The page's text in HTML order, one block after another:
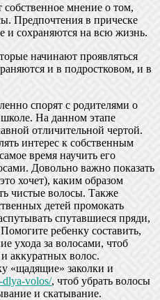
собственное мнение о том,
Предпочтения в прическе
и сохраняются на всю жизнь.
начинают проявляться
и в подростковом, и в
спорят с родителями о
На данном этапе
отличительной чертой.
интерес к собственным
время научить его
Довольно важно показать
хочет), каким образом
чистые волосы. Также
детей промокать
спутавшиеся пряди,
ребенку составить,
ухода за волосами, чтоб
аккуратных волос.
«щадящие» заколки и
dlya-volos/, чтоб убрать волосы
и скатывание.